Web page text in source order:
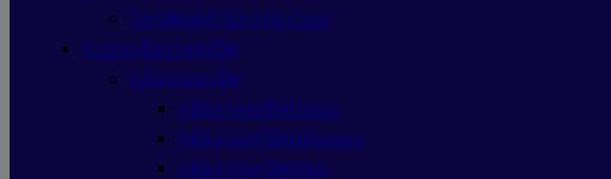
โทรศัพท์สำนักงาน Cisco
ระบบกล้องวงจรปิด
กล้องวงจรปิด
กล้องวงจรปิดDahua
กล้องวงจรปิดHikvision
กล้องวงจรปิดImou